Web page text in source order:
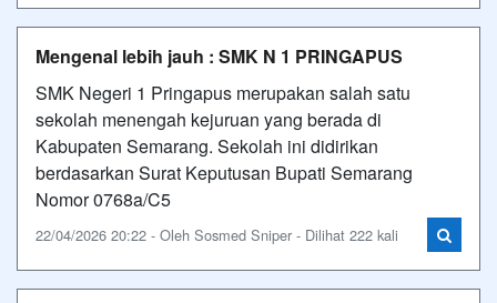
Mengenal lebih jauh : SMK N 1 PRINGAPUS
SMK Negeri 1 Pringapus merupakan salah satu
sekolah menengah kejuruan yang berada di
Kabupaten Semarang. Sekolah ini didirikan
berdasarkan Surat Keputusan Bupati Semarang
Nomor 0768a/C5
22/04/2026 20:22 - Oleh Sosmed Sniper - Dilihat 222 kali